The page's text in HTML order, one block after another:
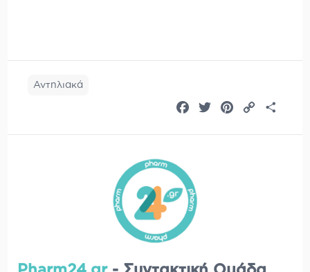
Αντηλιακά
Facebook
TwitterPinterest
Copy